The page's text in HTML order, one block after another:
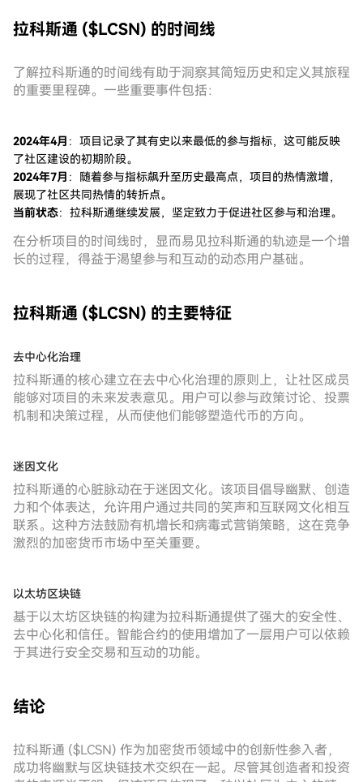
拉科斯通 ($LCSN) 的时间线
了解拉科斯通的时间线有助于洞察其简短历史和定义其旅程
的重要里程碑。一些重要事件包括：
2024年4月 ：项目记录了其有史以来最低的参与指标，这可能反映
了社区建设的初期阶段。
2024年7月 ：随着参与指标飙升至历史最高点，项目的热情激增，
展现了社区共同热情的转折点。
当前状态：拉科斯通继续发展，坚定致力于促进社区参与和治理。
在分析项目的时间线时，显而易见拉科斯通的轨迹是一个增
长的过程，得益于渴望参与和互动的动态用户基础。
拉科斯通 ($LCSN) 的主要特征
去中心化治理
拉科斯通的核心建立在去中心化治理的原则上，让社区成员
能够对项目的未来发表意见。用户可以参与政策讨论、投票
机制和决策过程，从而使他们能够塑造代币的方向。
迷因文化
拉科斯通的心脏脉动在于迷因文化。该项目倡导幽默、创造
力和个体表达，允许用户通过共同的笑声和互联网文化相互
联系。这种方法鼓励有机增长和病毒式营销策略，这在竞争
激烈的加密货币市场中至关重要。
以太坊区块链
基于以太坊区块链的构建为拉科斯通提供了强大的安全性、
去中心化和信任。智能合约的使用增加了一层用户可以依赖
于其进行安全交易和互动的功能。
结论
拉科斯通 ($LCSN) 作为加密货币领域中的创新性参入者，
成功将幽默与区块链技术交织在一起。尽管其创造者和投资